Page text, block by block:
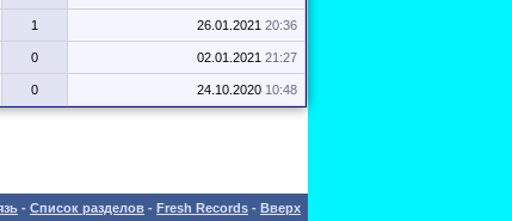
1 26.01.2021 20:36
0 02.01.2021 21:27
0 24.10.2020 10:48
- Список разделов - Fresh Records - Вверх